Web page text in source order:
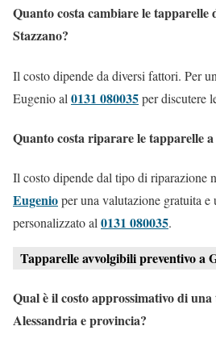
Quanto costa cambiare le tapparelle
Stazzano?
Il costo dipende da diversi fattori. Per
Eugenio al 0131 080035per discutere
Quanto costa riparare le tapparelle a
Il costo dipende dal tipo di riparazione
Eugenioper una valutazione gratuita e
personalizzato al 0131 080035.
Tapparelle avvolgibili preventivo a
Qual è il costo approssimativo di
Alessandria e provincia?